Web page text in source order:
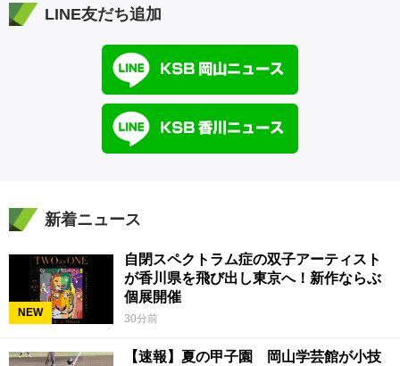
LINE友だち追加
新着ニュース
NEW
自閉スペクトラム症の双子アーティスト
が香川県を飛び出し東京へ！新作ならぶ
個展開催
30分前
【速報】夏の甲子園 岡山学芸館が小技